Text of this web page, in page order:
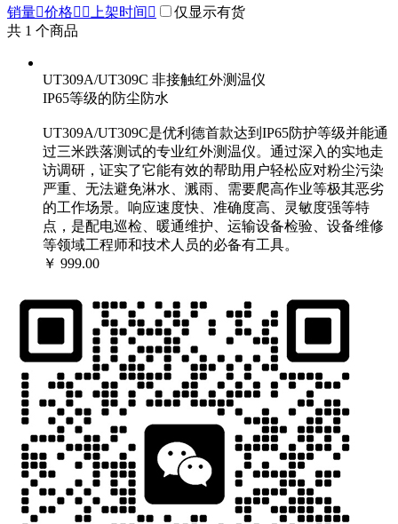
销量价格  上架时间 
仅显示有货
共 1 个商品
UT309A/UT309C 非接触红外测温仪
IP65等级的防尘防水
UT309A/UT309C是优利德首款达到IP65防护等级并能通
过三米跌落测试的专业红外测温仪。通过深入的实地走
访调研，证实了它能有效的帮助用户轻松应对粉尘污染
严重、无法避免淋水、溅雨、需要爬高作业等极其恶劣
的工作场景。响应速度快、准确度高、灵敏度强等特
点，是配电巡检、暖通维护、运输设备检验、设备维修
等领域工程师和技术人员的必备有工具。
￥ 999.00